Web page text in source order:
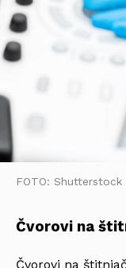
FOTO: Shutterstock
Čvorovi na
Čvorovi na